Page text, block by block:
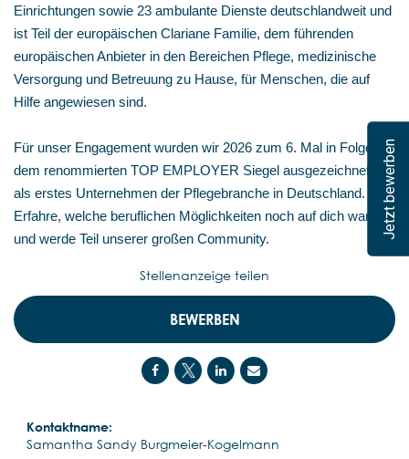
Jetzt bewerben
Einrichtungen sowie 23 ambulante Dienste deutschlandweit und
ist Teil der europäischen Clariane Familie, dem führenden
europäischen Anbieter in den Bereichen Pflege, medizinische
Versorgung und Betreuung zu Hause, für Menschen, die auf
Hilfe angewiesen sind.
Für unser Engagement wurden wir 2026 zum 6. Mal in Folge mit
dem renommierten TOP EMPLOYER Siegel ausgezeichnet –
als erstes Unternehmen der Pflegebranche in Deutschland.
Erfahre, welche beruflichen Möglichkeiten noch auf dich warten,
und werde Teil unserer großen Community.
BEWERBEN
Kontaktname:
Samantha Sandy Burgmeier-Kogelmann
Stellenanzeige teilen